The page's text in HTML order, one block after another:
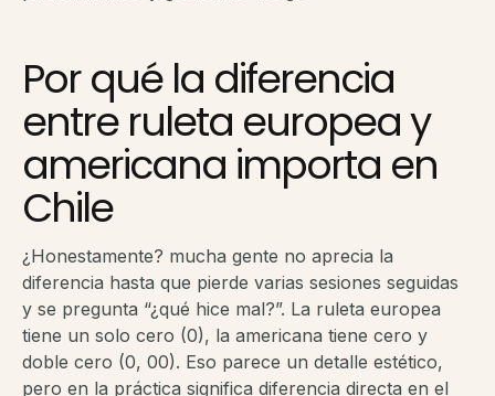
Por qué la diferencia
entre ruleta europea y
americana importa en
Chile
¿Honestamente? mucha gente no aprecia la
diferencia hasta que pierde varias sesiones seguidas
y se pregunta “¿qué hice mal?”. La ruleta europea
tiene un solo cero (0), la americana tiene cero y
doble cero (0, 00). Eso parece un detalle estético,
pero en la práctica significa diferencia directa en el